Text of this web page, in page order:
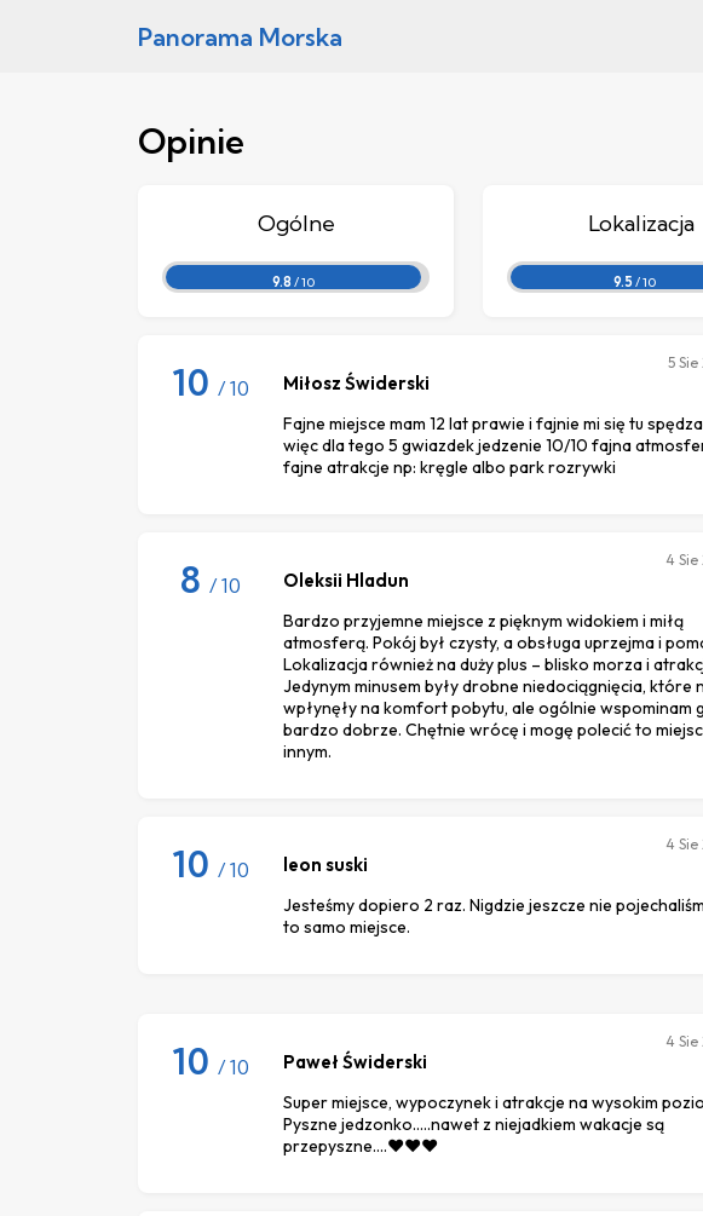
Panorama Morska
Opinie
Ogólne
9.8 / 10
Lokalizacja
9.5 / 10
10 / 10 Miłosz Świderski
Fajne miejsce mam 12 lat prawie i fajnie mi się tu
więc dla tego 5 gwiazdek jedzenie 10/10 fajna
fajne atrakcje np: kręgle albo park rozrywki
5
8 / 10 Oleksii Hladun
Bardzo przyjemne miejsce z pięknym widokiem i miłą
atmosferą. Pokój był czysty, a obsługa uprzejma i
Lokalizacja również na duży plus – blisko morza i
Jedynym minusem były drobne niedociągnięcia, które
wpłynęły na komfort pobytu, ale ogólnie wspominam
bardzo dobrze. Chętnie wrócę i mogę polecić to
innym.
4
10 / 10 leon suski
Jesteśmy dopiero 2 raz. Nigdzie jeszcze nie
to samo miejsce.
4
10 / 10 Paweł Świderski
Super miejsce, wypoczynek i atrakcje na wysokim
Pyszne jedzonko.....nawet z niejadkiem wakacje są
przepyszne....❤️❤️❤️
4